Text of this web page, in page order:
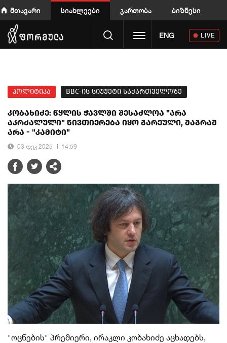
მთავარი სიახლეები გართობა ბიზნესი
Toggle navigation
ENG LIVE
პოლიტიკა BBC-ის სიუჟეტი საქართველოზე
კობახიძე: წყლის ჭავლში შესაძლოა "არა
აკრძალული" ნივთიერება იყო გარეული, მაგრამ
არა - "კამიტი"
03 დეკ 2025 14:59
"ოცნების" პრემიერი, ირაკლი კობახიძე აცხადებს,